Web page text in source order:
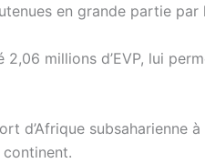
en grande partie
millions d’EVP, lui
d’Afrique subsaharienne